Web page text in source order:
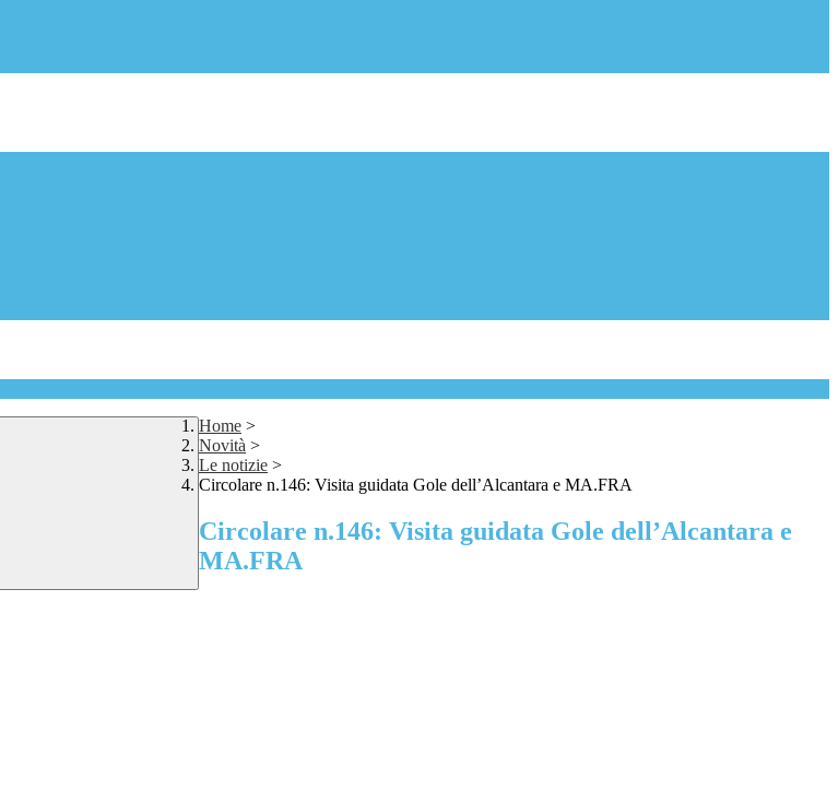
Home >
Novità >
Le notizie >
Circolare n.146: Visita guidata Gole dell’Alcantara e MA.FRA
Circolare n.146: Visita guidata Gole dell’Alcantara e
MA.FRA